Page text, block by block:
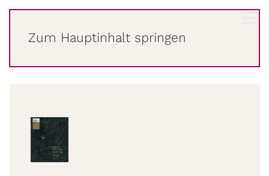
Zum Hauptinhalt springen
LENA